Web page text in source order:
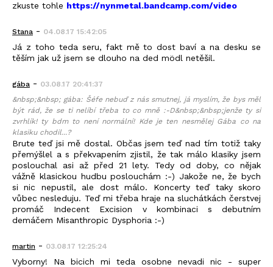
zkuste tohle https://nynmetal.bandcamp.com/video
Stana - 04.08.17 15:42:05
Já z toho teda seru, fakt mě to dost baví a na desku se
těším jak už jsem se dlouho na ded mödl netěšil.
gába - 03.08.17 20:41:37
&nbsp;&nbsp; gába: Šéfe nebuď z nás smutnej, já myslím, že bys měl
být rád, že se ti nelíbí třeba to co mně :-D&nbsp;&nbsp;jenže ty si
zvrhlík! ty bdm to není normální! Kde je ten nesmělej Gába co na
klasiku chodil...?
Brute teď jsi mě dostal. Občas jsem teď nad tím totiž taky
přemýšlel a s překvapením zjistil, že tak málo klasiky jsem
poslouchal asi až před 21 lety. Tedy od doby, co nějak
vážně klasickou hudbu poslouchám :-) Jakože ne, že bych
si nic nepustil, ale dost málo. Koncerty teď taky skoro
vůbec nesleduju. Teď mi třeba hraje na sluchátkách čerstvej
promáč Indecent Excision v kombinaci s debutním
demáčem Misanthropic Dysphoria :-)
martin - 03.08.17 12:25:24
Vyborny! Na bicich mi teda osobne nevadi nic - super